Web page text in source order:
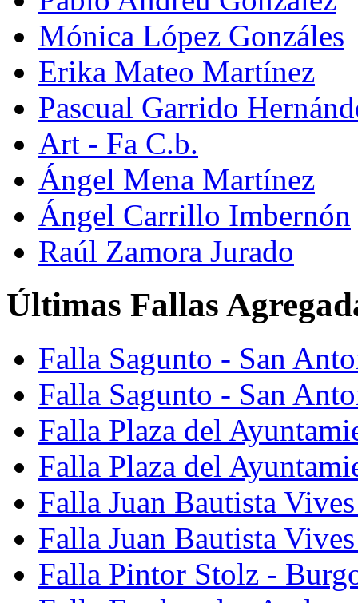
Mónica López Gonzáles
Erika Mateo Martínez
Pascual Garrido
Art - Fa C.b.
Ángel Mena Martínez
Ángel Carrillo Imbernón
Raúl Zamora Jurado
Últimas Fallas
Falla Sagunto - San
Falla Sagunto - San
Falla Plaza del
Falla Plaza del
Falla Juan Bautista
Falla Juan Bautista
Falla Pintor Stolz -